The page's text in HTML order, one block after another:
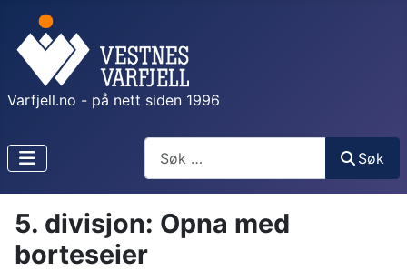
Varfjell.no - på nett siden 1996
Søk
5. divisjon: Opna med
borteseier